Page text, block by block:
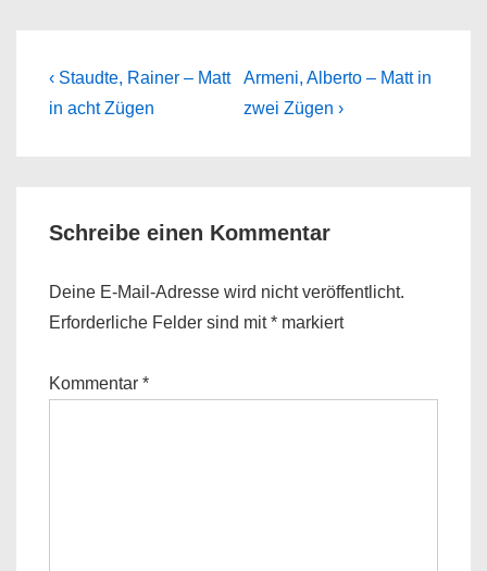
Beitragsnavigation
Previous
Post
‹ Staudte, Rainer – Matt
in acht Zügen
Next
Post
Armeni, Alberto – Matt in
zwei Zügen ›
Schreibe einen Kommentar
Deine E-Mail-Adresse wird nicht veröffentlicht.
Erforderliche Felder sind mit* markiert
Kommentar *